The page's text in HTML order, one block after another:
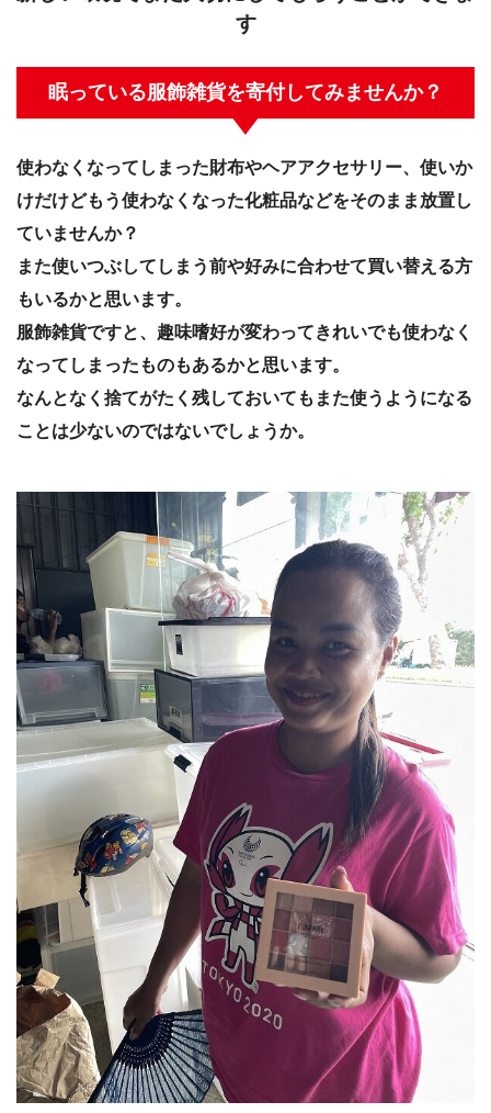
す
眠っている服飾雑貨を寄付してみませんか？
使わなくなってしまった財布やヘアアクセサリー、使いか
けだけどもう使わなくなった化粧品などをそのまま放置し
ていませんか？
また使いつぶしてしまう前や好みに合わせて買い替える方
もいるかと思います。
服飾雑貨ですと、趣味嗜好が変わってきれいでも使わなく
なってしまったものもあるかと思います。
なんとなく捨てがたく残しておいてもまた使うようになる
ことは少ないのではないでしょうか。